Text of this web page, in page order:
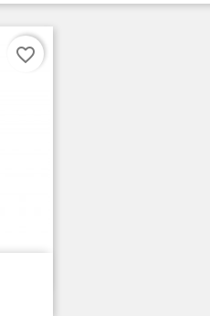
favorite_border